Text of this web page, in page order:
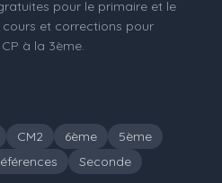
pour le primaire et le
cours et corrections pour
à la 3ème.
CM2 6ème
5ème
Seconde